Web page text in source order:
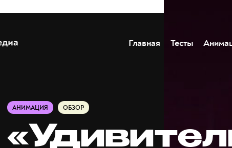
Главная Тесты
АНИМАЦИЯ ОБЗОР